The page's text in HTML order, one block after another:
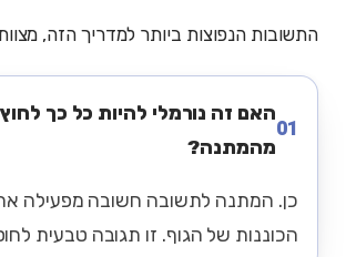
התשובות הנפוצות ביותר למדריך הזה,
01
האם זה נורמלי להיות כל כך לחוץ
מהמתנה?
כן. המתנה לתשובה חשובה מפעילה
הכוננות של הגוף. זו תגובה טבעית